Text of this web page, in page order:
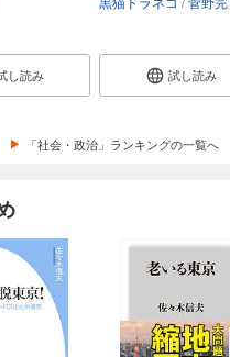
し読み 試し読み
「社会・政治」ランキングの一覧へ